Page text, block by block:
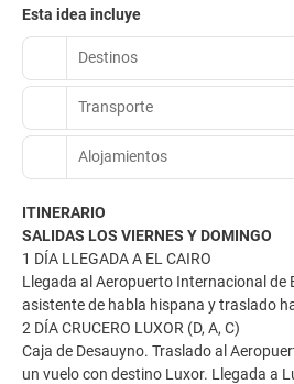
Esta idea incluye
Destinos
Transporte
Alojamientos
ITINERARIO
SALIDAS LOS VIERNES Y DOMINGO
1 DÍA LLEGADA A EL CAIRO
Llegada al Aeropuerto Internacional de
asistente de habla hispana y traslado
2 DÍA CRUCERO LUXOR (D, A, C)
Caja de Desauyno. Traslado al
un vuelo con destino Luxor. Llegada a